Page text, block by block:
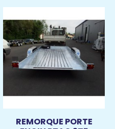
REMORQUE PORTE